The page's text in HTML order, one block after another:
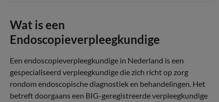
Wat is een
Endoscopieverpleegkundige
Een endoscopieverpleegkundige in Nederland is een
gespecialiseerd verpleegkundige die zich richt op zorg
rondom endoscopische diagnostiek en behandelingen. Het
betreft doorgaans een BIG-geregistreerde verpleegkundige